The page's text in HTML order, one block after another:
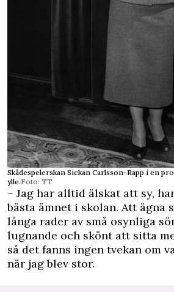
Skådespelerskan Sickan Carlsson-Rapp i en
ylle.Foto: TT
– Jag har alltid älskat att sy,
bästa ämnet i skolan. Att ägna
långa rader av små osynliga
lugnande och skönt att sitta
så det fanns ingen tvekan om
när jag blev stor.